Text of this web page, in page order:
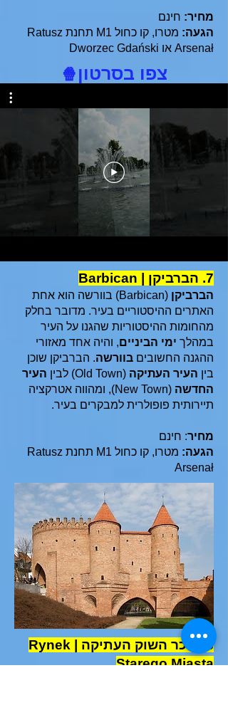
מחיר: חינם
הגעה:
מטרו, קו כחול M1 תחנת Ratusz
Arsenał או Dworzec Gdański
צפו בסרטון🍿
7. הברביקן | Barbican
הברביקן
(Barbican) בוורשה הוא אחת
האתרים ההיסטוריים בעיר. מדובר בחלק
מהחומות ההיסטוריות שהגנו על העיר
במהלך ימי הביניים, והיה אחד מאזורי
ההגנה החשובים בוורשה. הברביקן שוכן
בין העיר העתיקה (Old Town) לבין
העיר
החדשה
(New Town), ומהווה אטרקציה
תיירותית פופולרית למבקרים בעיר.
מחיר: חינם
הגעה:
מטרו, קו כחול M1 תחנת Ratusz
Arsenał
8. כיכר השוק העתיקה | Rynek
Starego Miasta